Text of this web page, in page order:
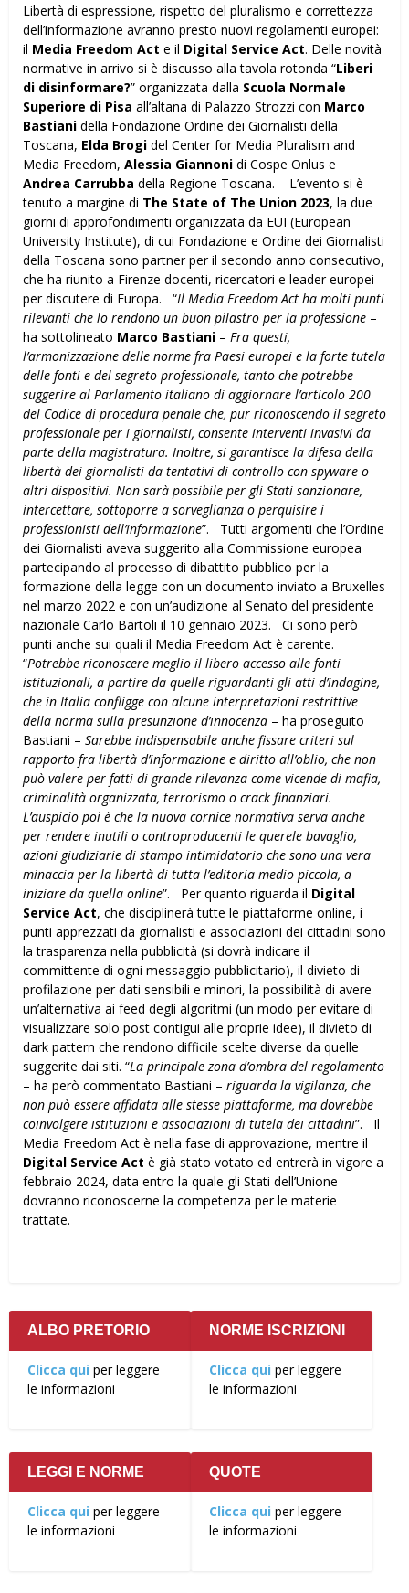
Libertà di espressione, rispetto del pluralismo e correttezza
dell’informazione avranno presto nuovi regolamenti europei:
il Media Freedom Act e il Digital Service Act. Delle novità
normative in arrivo si è discusso alla tavola rotonda “Liberi
di disinformare?” organizzata dalla Scuola Normale
Superiore di Pisa all’altana di Palazzo Strozzi con Marco
Bastiani della Fondazione Ordine dei Giornalisti della
Toscana, Elda Brogi del Center for Media Pluralism and
Media Freedom, Alessia Giannoni di Cospe Onlus e
Andrea Carrubba della Regione Toscana. L’evento si è
tenuto a margine di The State of The Union 2023, la due
giorni di approfondimenti organizzata da EUI (European
University Institute), di cui Fondazione e Ordine dei Giornalisti
della Toscana sono partner per il secondo anno consecutivo,
che ha riunito a Firenze docenti, ricercatori e leader europei
per discutere di Europa. “Il Media Freedom Act ha molti punti
rilevanti che lo rendono un buon pilastro per la professione –
ha sottolineato Marco Bastiani – Fra questi,
l’armonizzazione delle norme fra Paesi europei e la forte tutela
delle fonti e del segreto professionale, tanto che potrebbe
suggerire al Parlamento italiano di aggiornare l’articolo 200
del Codice di procedura penale che, pur riconoscendo il segreto
professionale per i giornalisti, consente interventi invasivi da
parte della magistratura. Inoltre, si garantisce la difesa della
libertà dei giornalisti da tentativi di controllo con spyware o
altri dispositivi. Non sarà possibile per gli Stati sanzionare,
intercettare, sottoporre a sorveglianza o perquisire i
professionisti dell’informazione”. Tutti argomenti che l’Ordine
dei Giornalisti aveva suggerito alla Commissione europea
partecipando al processo di dibattito pubblico per la
formazione della legge con un documento inviato a Bruxelles
nel marzo 2022 e con un’audizione al Senato del presidente
nazionale Carlo Bartoli il 10 gennaio 2023. Ci sono però
punti anche sui quali il Media Freedom Act è carente.
“Potrebbe riconoscere meglio il libero accesso alle fonti
istituzionali, a partire da quelle riguardanti gli atti d’indagine,
che in Italia confligge con alcune interpretazioni restrittive
della norma sulla presunzione d’innocenza – ha proseguito
Bastiani – Sarebbe indispensabile anche fissare criteri sul
rapporto fra libertà d’informazione e diritto all’oblio, che non
può valere per fatti di grande rilevanza come vicende di mafia,
criminalità organizzata, terrorismo o crack finanziari.
L’auspicio poi è che la nuova cornice normativa serva anche
per rendere inutili o controproducenti le querele bavaglio,
azioni giudiziarie di stampo intimidatorio che sono una vera
minaccia per la libertà di tutta l’editoria medio piccola, a
iniziare da quella online”. Per quanto riguarda il Digital
Service Act, che disciplinerà tutte le piattaforme online, i
punti apprezzati da giornalisti e associazioni dei cittadini sono
la trasparenza nella pubblicità (si dovrà indicare il
committente di ogni messaggio pubblicitario), il divieto di
profilazione per dati sensibili e minori, la possibilità di avere
un’alternativa ai feed degli algoritmi (un modo per evitare di
visualizzare solo post contigui alle proprie idee), il divieto di
dark pattern che rendono difficile scelte diverse da quelle
suggerite dai siti. “La principale zona d’ombra del regolamento
– ha però commentato Bastiani – riguarda la vigilanza, che
non può essere affidata alle stesse piattaforme, ma dovrebbe
coinvolgere istituzioni e associazioni di tutela dei cittadini”. Il
Media Freedom Act è nella fase di approvazione, mentre il
Digital Service Act è già stato votato ed entrerà in vigore a
febbraio 2024, data entro la quale gli Stati dell’Unione
dovranno riconoscerne la competenza per le materie
trattate.
ALBO PRETORIO
Clicca qui per leggere
le informazioni
NORME ISCRIZIONI
Clicca qui per leggere
le informazioni
LEGGI E NORME
Clicca qui per leggere
le informazioni
QUOTE
Clicca qui per leggere
le informazioni